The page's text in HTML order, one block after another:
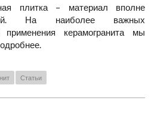
плитка – материал вполне
На наиболее важных
применения керамогранита мы
Статьи